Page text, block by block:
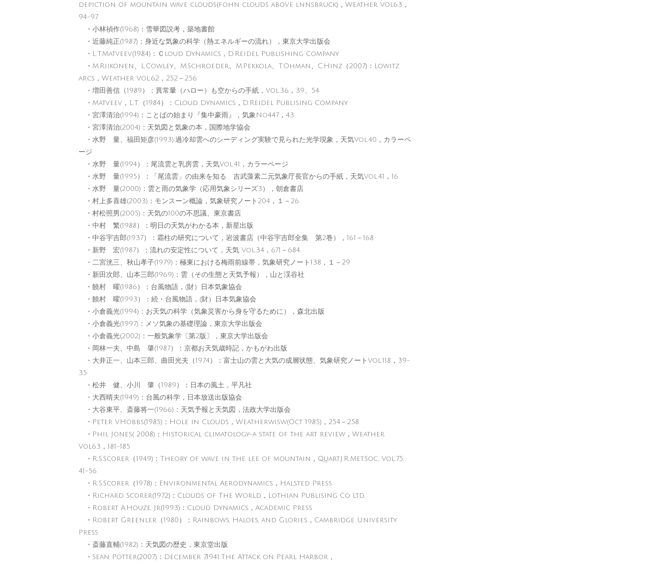
depiction of mountain wave clouds(fohn clouds above lnnsbruck)，Weather Vol63，
94-97
・小林禎作(1968)：雪華図説考，築地書館
・近藤純正(1987)：身近な気象の科学（熱エネルギーの流れ），東京大学出版会
・L.T.Matveev(1984)：Ｃloud Dynamics，D.Reidel Publishing Company
・M.Riikonen、L.Cowley、M.Schroeder、M.Pekkola、T.Ohman、C.Hinz（2007)：Lowitz
arcs，Weather Vol.62，252－256
・増田善信（1989）：異常暈（ハロー）も空からの手紙，Vol.36，39、54
・Matveev，L.T.（1984）：Cloud Dynamics，D.Reidel Publising Company
・宮澤清治(1994)：ことばの始まり『集中豪雨』，気象No447，43
・宮澤清治(2004)：天気図と気象の本，国際地学協会
・水野 量、福田矩彦(1993):過冷却雲へのシーディング実験で見られた光学現象，天気Vol.40，カラーペ
ージ
・水野 量(1994）：尾流雲と乳房雲，天気Vol.41，カラーページ
・水野 量(1995）：「尾流雲」の由来を知る 吉武藻素二元気象庁長官からの手紙，天気Vol.41，16
・水野 量(2000)：雲と雨の気象学（応用気象シリーズ3），朝倉書店
・村上多喜雄(2003)：モンスーン概論，気象研究ノート204，１－26
・村松照男(2005)：天気の100の不思議、東京書店
・中村 繁(1988）：明日の天気がわかる本，新星出版
・中谷宇吉郎(1937）：霜柱の研究について，岩波書店（中谷宇吉郎全集 第2巻），161－168
・新野 宏(1987）：流れの安定性について，天気 Vol.34，671－684
・二宮洸三、秋山孝子(1979)：極東における梅雨前線帯，気象研究ノート138，１－29
・新田次郎、山本三郎(1969)：雲（その生態と天気予報），山と渓谷社
・饒村 曜(1986）：台風物語，(財）日本気象協会
・饒村 曜(1993）：続・台風物語，(財）日本気象協会
・小倉義光(1994)：お天気の科学（気象災害から身を守るために），森北出版
・小倉義光(1997)：メソ気象の基礎理論，東京大学出版会
・小倉義光(2002)：一般気象学〔第2版〕，東京大学出版会
・岡林一夫、中島 肇(1987）：京都お天気歳時記，かもがわ出版
・大井正一、山本三郎、曲田光夫（1974）：富士山の雲と大気の成層状態、気象研究ノートVol.118，39-
35
・松井 健、小川 肇（1989）：日本の風土，平凡社
・大西晴夫(1949)：台風の科学，日本放送出版協会
・大谷東平、斎藤将一(1966)：天気予報と天気図，法政大学出版会
・Peter V.Hobbs(1985)：Hole in Clouds，Weatherwisw(Oct 1985)，254－258
・Phil Jones( 2008)：Historical climatology-a state of the art review，Weather
Vol63，181-185
・R.S.Scorer（1949)：Theory of wave in the lee of mountain，Quart.J.R.Met.Soc., Vol.75,
41-56
・R.S.Scorer（1978)：Environmental Aerodynamics，Halsted Press
・Richard Scorer(1972)：Clouds of The World，Lothian Publising Co Ltd.
・Robert A.Houze, Jr(1993)：Cloud Dynamics，Academic Press
・Robert Greenler（1980）：Rainbows, Haloes, and Glories，Cambridge University
Press
・斎藤直輔(1982)：天気図の歴史，東京堂出版
・Sean Potter(2007)：December 7,1941:The Attack on Pearl Harbor，